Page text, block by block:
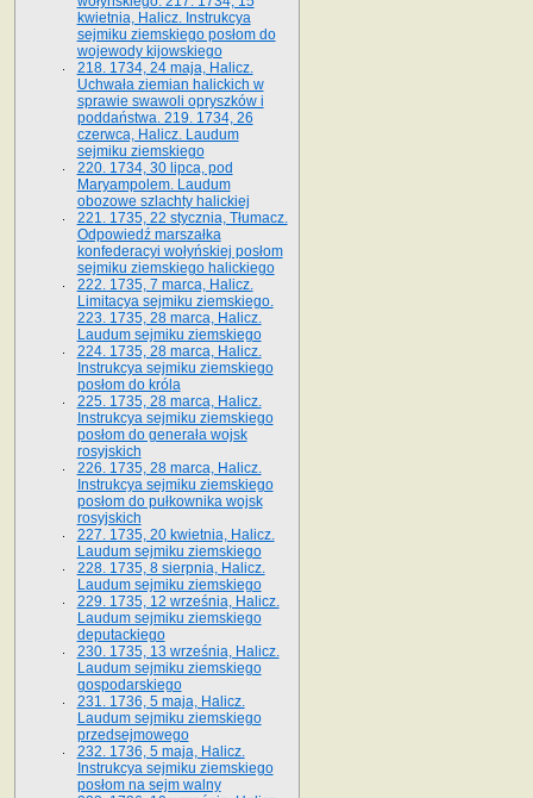
kwietnia, Halicz. Instrukcya
sejmiku ziemskiego posłom do
wojewody kijowskiego
218. 1734, 24 maja, Halicz.
Uchwała ziemian halickich w
sprawie swawoli opryszków i
poddaństwa. 219. 1734, 26
czerwca, Halicz. Laudum
sejmiku ziemskiego
220. 1734, 30 lipca, pod
Maryampolem. Laudum
obozowe szlachty halickiej
221. 1735, 22 stycznia, Tłumacz.
Odpowiedź marszałka
konfederacyi wołyńskiej posłom
sejmiku ziemskiego halickiego
222. 1735, 7 marca, Halicz.
Limitacya sejmiku ziemskiego.
223. 1735, 28 marca, Halicz.
Laudum sejmiku ziemskiego
224. 1735, 28 marca, Halicz.
Instrukcya sejmiku ziemskiego
posłom do króla
225. 1735, 28 marca, Halicz.
Instrukcya sejmiku ziemskiego
posłom do generała wojsk
rosyjskich
226. 1735, 28 marca, Halicz.
Instrukcya sejmiku ziemskiego
posłom do pułkownika wojsk
rosyjskich
227. 1735, 20 kwietnia, Halicz.
Laudum sejmiku ziemskiego
228. 1735, 8 sierpnia, Halicz.
Laudum sejmiku ziemskiego
229. 1735, 12 września, Halicz.
Laudum sejmiku ziemskiego
deputackiego
230. 1735, 13 września, Halicz.
Laudum sejmiku ziemskiego
gospodarskiego
231. 1736, 5 maja, Halicz.
Laudum sejmiku ziemskiego
przedsejmowego
232. 1736, 5 maja, Halicz.
Instrukcya sejmiku ziemskiego
posłom na sejm walny